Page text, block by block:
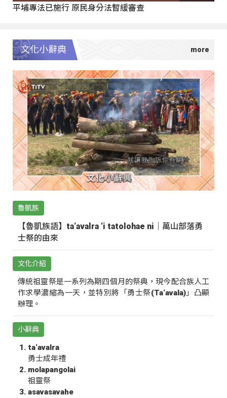
平埔專法已施行 原民身分法暫緩審查
文化小辭典
魯凱族
【魯凱族語】ta‘avalra ‘i tatolohae ni｜萬山部落勇
士祭的由來
文化介紹
傳統祖靈祭是一系列為期四個月的祭典，現今配合族人工
作求學濃縮為一天，並特別將「勇士祭(Ta‘avala)」凸顯
辦理。
小辭典
ta‘avalra
勇士成年禮
molapangolai
祖靈祭
asavasavahe